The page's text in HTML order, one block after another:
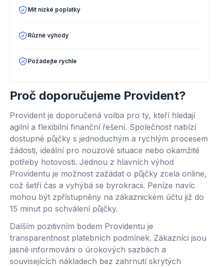
Mít nízké poplatky
Různé výhody
Požádejte rychle
Proč doporučujeme Provident?
Provident je doporučená volba pro ty, kteří hledají
agilní a flexibilní finanční řešení. Společnost nabízí
dostupné půjčky s jednoduchým a rychlým procesem
žádosti, ideální pro nouzové situace nebo okamžité
potřeby hotovosti. Jednou z hlavních výhod
Providentu je možnost zažádat o půjčky zcela online,
což šetří čas a vyhýbá se byrokracii. Peníze navíc
mohou být zpřístupněny na zákaznickém účtu již do
15 minut po schválení půjčky.
Dalším pozitivním bodem Providentu je
transparentnost platebních podmínek. Zákazníci jsou
jasně informováni o úrokových sazbách a
souvisejících nákladech bez zahrnutí skrytých